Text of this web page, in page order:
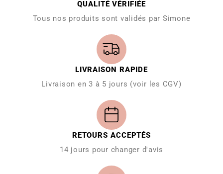
QUALITÉ VÉRIFIÉE
Tous nos produits sont validés par Simone
LIVRAISON RAPIDE
Livraison en 3 à 5 jours (voir les CGV)
RETOURS ACCEPTÉS
14 jours pour changer d'avis